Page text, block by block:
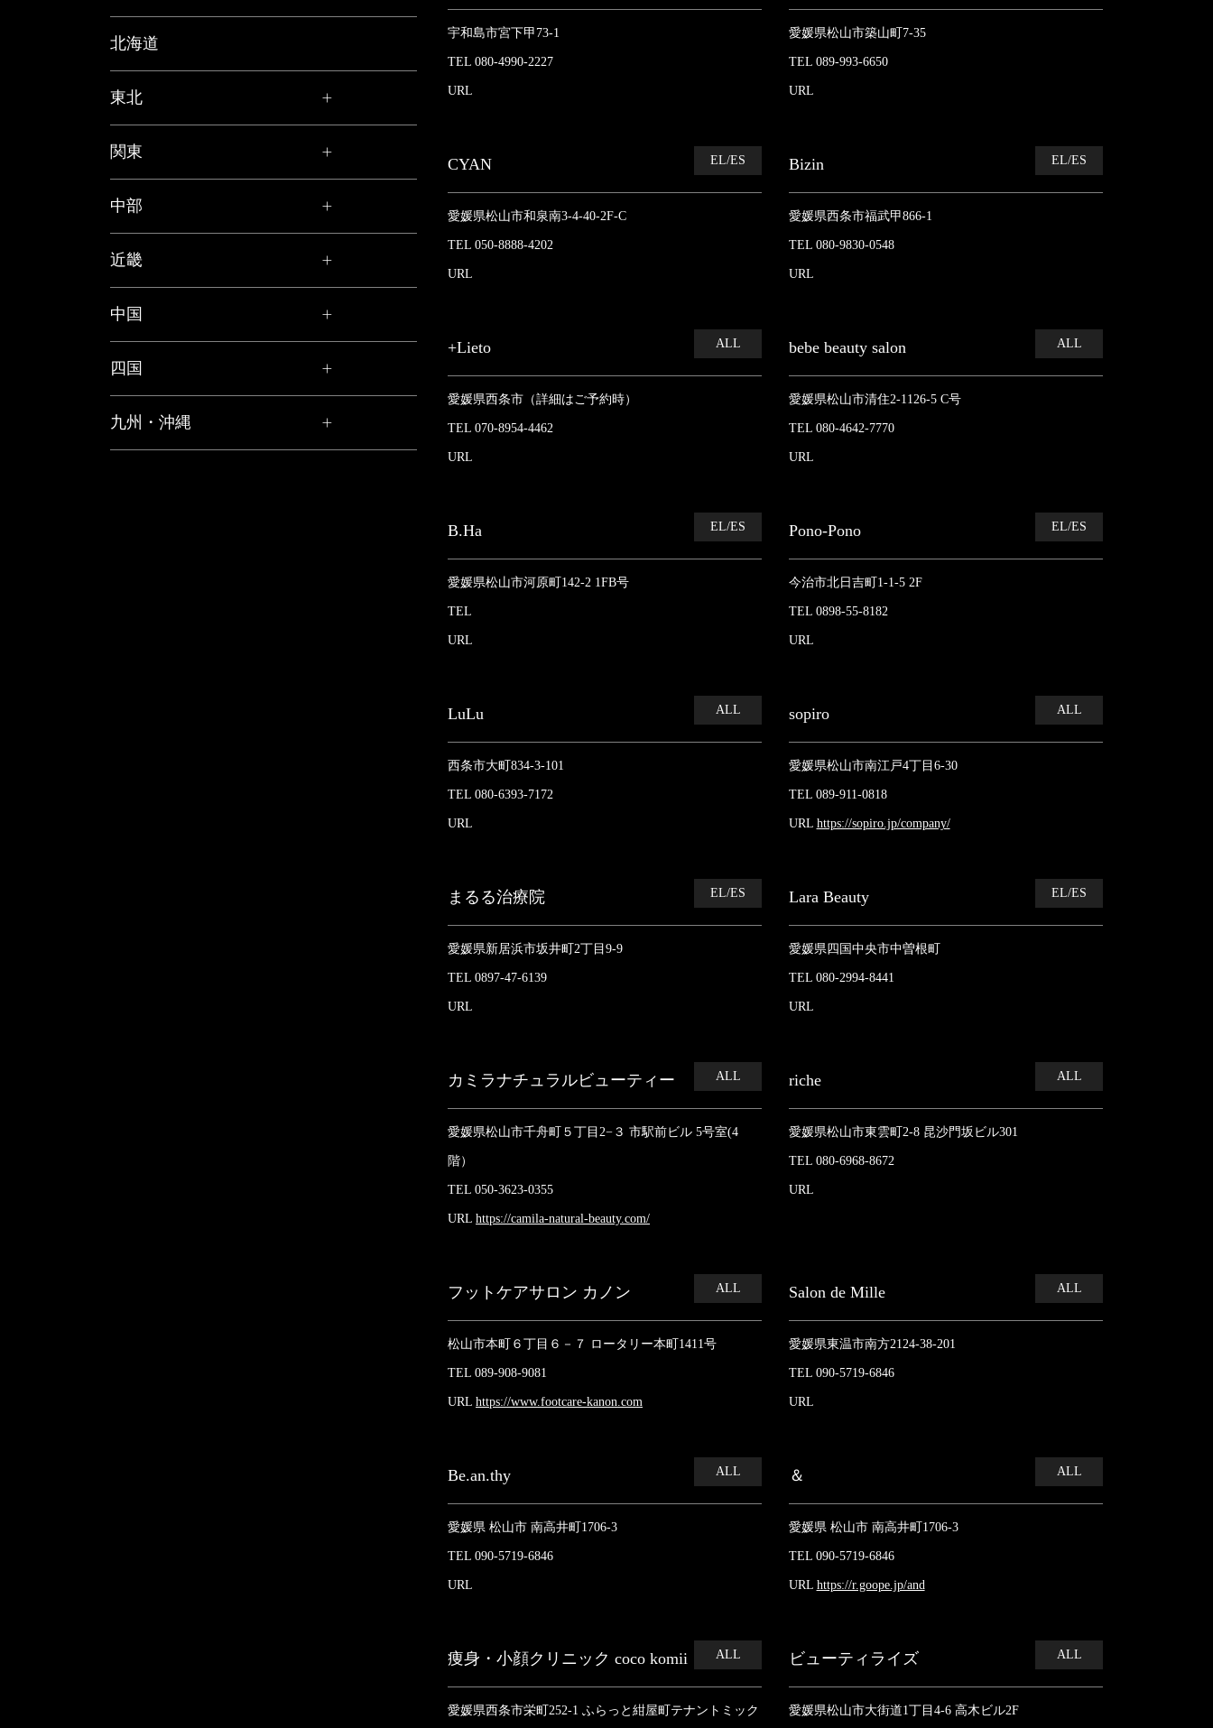
北海道
東北
関東
中部
近畿
中国
四国
九州・沖縄
宇和島市宮下甲73-1
TEL 080-4990-2227
URL
愛媛県松山市築山町7-35
TEL 089-993-6650
URL
CYAN EL/ES
愛媛県松山市和泉南3-4-40-2F-C
TEL 050-8888-4202
URL
Bizin EL/ES
愛媛県西条市福武甲866-1
TEL 080-9830-0548
URL
+Lieto ALL
愛媛県西条市（詳細はご予約時）
TEL 070-8954-4462
URL
bebe beauty salon ALL
愛媛県松山市清住2-1126-5 C号
TEL 080-4642-7770
URL
B.Ha EL/ES
愛媛県松山市河原町142-2 1FB号
TEL
URL
Pono-Pono EL/ES
今治市北日吉町1-1-5 2F
TEL 0898-55-8182
URL
LuLu ALL
西条市大町834-3-101
TEL 080-6393-7172
URL
sopiro ALL
愛媛県松山市南江戸4丁目6-30
TEL 089-911-0818
URL https://sopiro.jp/company/
まるる治療院 EL/ES
愛媛県新居浜市坂井町2丁目9-9
TEL 0897-47-6139
URL
Lara Beauty EL/ES
愛媛県四国中央市中曽根町
TEL 080-2994-8441
URL
カミラナチュラルビューティー ALL
愛媛県松山市千舟町５丁目2−３ 市駅前ビル 5号室(4
階）
TEL 050-3623-0355
URL https://camila-natural-beauty.com/
riche ALL
愛媛県松山市東雲町2‐8 昆沙門坂ビル301
TEL 080-6968‐8672
URL
フットケアサロン カノン ALL
松山市本町６丁目６－７ ロータリー本町1411号
TEL 089-908-9081
URL https://www.footcare-kanon.com
Salon de Mille ALL
愛媛県東温市南方2124-38-201
TEL 090-5719-6846
URL
Be.an.thy ALL
愛媛県 松山市 南高井町1706-3
TEL 090-5719-6846
URL
＆ ALL
愛媛県 松山市 南高井町1706-3
TEL 090-5719-6846
URL https://r.goope.jp/and
痩身・小顔クリニック coco komii ALL
愛媛県西条市栄町252-1 ふらっと紺屋町テナントミック
ビューティライズ ALL
愛媛県松山市大街道1丁目4-6 高木ビル2F